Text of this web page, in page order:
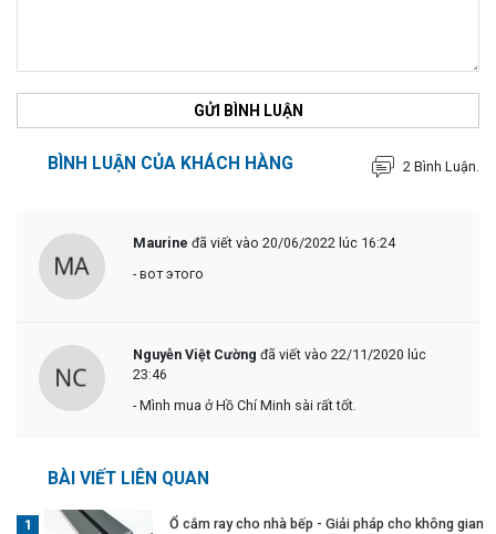
GỬI BÌNH LUẬN
BÌNH LUẬN CỦA KHÁCH HÀNG 2 Bình Luận.
Maurine đã viết vào 20/06/2022 lúc 16:24
- вот этого
Nguyễn Việt Cường đã viết vào 22/11/2020 lúc
23:46
- Mình mua ở Hồ Chí Minh sài rất tốt.
BÀI VIẾT LIÊN QUAN
Ổ cắm ray cho nhà bếp - Giải pháp cho không gian